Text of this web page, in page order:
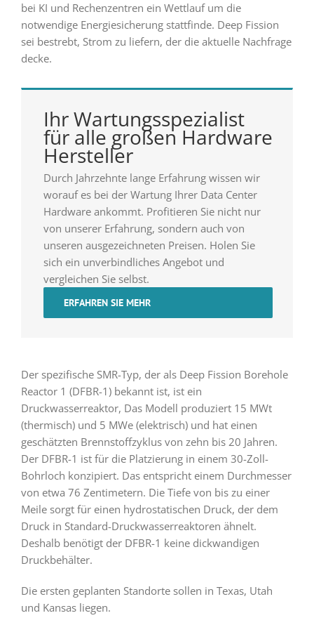
bei KI und Rechenzentren ein Wettlauf um die
notwendige Energiesicherung stattfinde. Deep Fission
sei bestrebt, Strom zu liefern, der die aktuelle Nachfrage
decke.
Ihr Wartungsspezialist
für alle großen Hardware
Hersteller
Durch Jahrzehnte lange Erfahrung wissen wir
worauf es bei der Wartung Ihrer Data Center
Hardware ankommt. Profitieren Sie nicht nur
von unserer Erfahrung, sondern auch von
unseren ausgezeichneten Preisen. Holen Sie
sich ein unverbindliches Angebot und
vergleichen Sie selbst.
ERFAHREN SIE MEHR
Der spezifische SMR-Typ, der als Deep Fission Borehole
Reactor 1 (DFBR-1) bekannt ist, ist ein
Druckwasserreaktor, Das Modell produziert 15 MWt
(thermisch) und 5 MWe (elektrisch) und hat einen
geschätzten Brennstoffzyklus von zehn bis 20 Jahren.
Der DFBR-1 ist für die Platzierung in einem 30-Zoll-
Bohrloch konzipiert. Das entspricht einem Durchmesser
von etwa 76 Zentimetern. Die Tiefe von bis zu einer
Meile sorgt für einen hydrostatischen Druck, der dem
Druck in Standard-Druckwasserreaktoren ähnelt.
Deshalb benötigt der DFBR-1 keine dickwandigen
Druckbehälter.
Die ersten geplanten Standorte sollen in Texas, Utah
und Kansas liegen.